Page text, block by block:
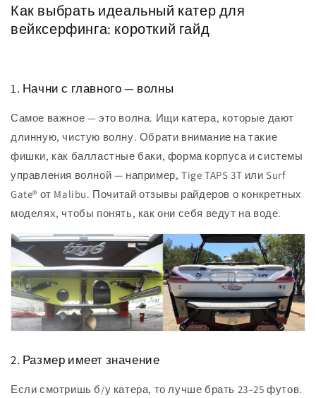
Как выбрать идеальный катер для
вейксерфинга: короткий гайд
1. Начни с главного — волны
Самое важное — это волна. Ищи катера, которые дают
длинную, чистую волну. Обрати внимание на такие
фишки, как балластные баки, форма корпуса и системы
управления волной — например, Tige TAPS 3T или Surf
Gate® от Malibu. Почитай отзывы райдеров о конкретных
моделях, чтобы понять, как они себя ведут на воде.
2. Размер имеет значение
Если смотришь б/у катера, то лучше брать 23–25 футов.